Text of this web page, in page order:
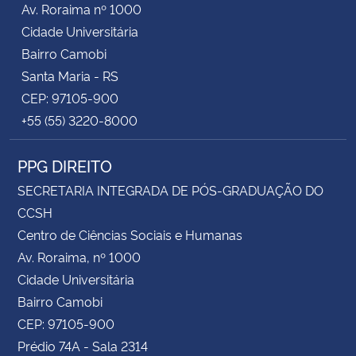
Secretaria-Geral
Secretaria de Governo
Gabinete de Segurança Institucional
Advocacia-Geral da União
Av. Roraima nº 1000
Cidade Universitária
Bairro Camobi
Santa Maria - RS
CEP: 97105-900
+55 (55) 3220-8000
PPG DIREITO
SECRETARIA INTEGRADA DE PÓS-GRADUAÇÃO DO
CCSH
Centro de Ciências Sociais e Humanas
Av. Roraima, nº 1000
Cidade Universitária
Bairro Camobi
CEP: 97105-900
Prédio 74A - Sala 2314